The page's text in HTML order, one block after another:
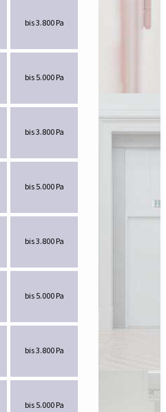
bis 3.800 Pa
bis 5.000 Pa
bis 3.800 Pa
bis 5.000 Pa
bis 3.800 Pa
bis 5.000 Pa
bis 3.800 Pa
bis 5.000 Pa